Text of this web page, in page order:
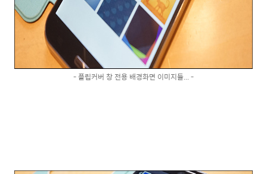
- 플립커버 창 전용 배경화면 이미지들... -